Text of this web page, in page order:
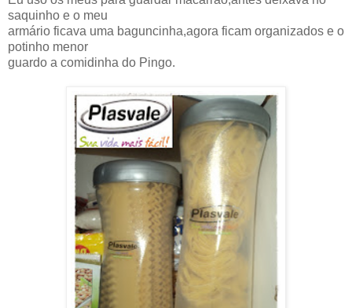
saquinho e o meu
armário ficava uma baguncinha,agora ficam organizados e o
potinho menor
guardo a comidinha do Pingo.